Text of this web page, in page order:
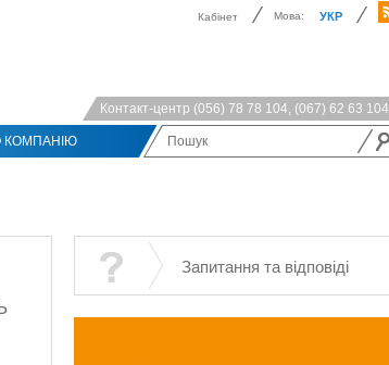
Кабінет Мова: УКР
Контакт-центр (056) 78 78 104, (067) 62 63 104
КОМПАНІЮ
Запитання та відповіді